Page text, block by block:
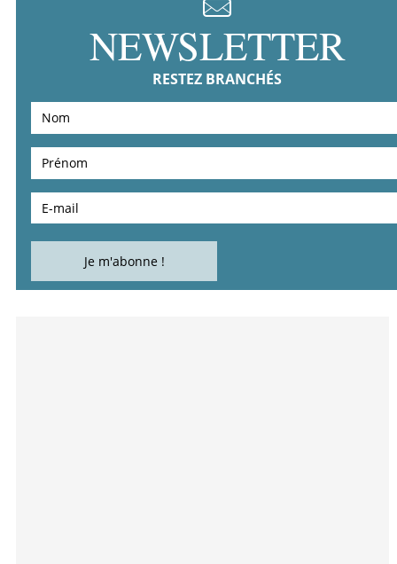
NEWSLETTER
RESTEZ BRANCHÉS